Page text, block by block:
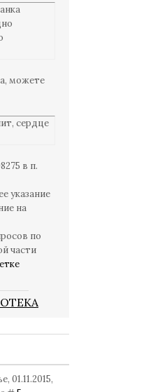
можете
сердце
в п.
указание
на
по
части
01.11.2015,